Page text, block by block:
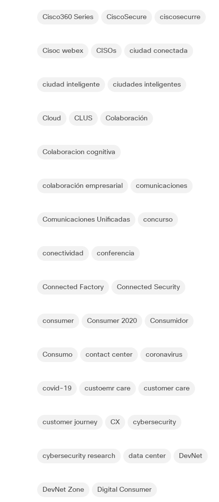
Cisco360 Series CiscoSecure ciscosecurre
Cisoc webex CISOs ciudad conectada
ciudad inteligente ciudades inteligentes
Cloud CLUS Colaboración
Colaboracion cognitiva
colaboración empresarial comunicaciones
Comunicaciones Unificadas concurso
conectividad conferencia
Connected Factory Connected Security
consumer Consumer 2020 Consumidor
Consumo contact center coronavirus
covid-19 custoemr care customer care
customer journey CX cybersecurity
cybersecurity research data center DevNet
DevNet Zone Digital Consumer